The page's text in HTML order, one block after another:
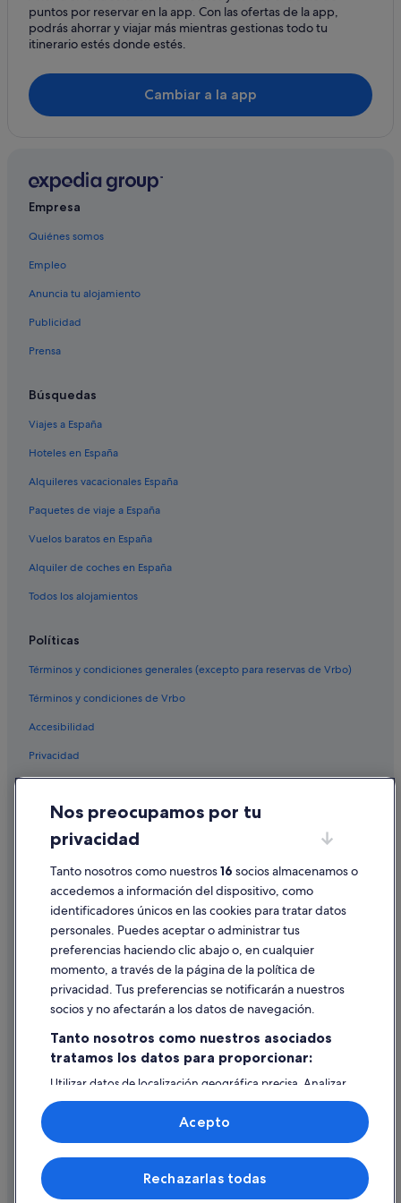
Casas privadas de vacaciones en Arona
Casas de campo en Arona
Barcelo hoteles en Arona
Apartamentos en Valle de San Lorenzo
Complejos turísticos en Valle de San Lorenzo
Hoteles de 4 estrellas en Arona
H10 Hoteles en Arona
Casas rurales en Arona
Pensiones en Arona
Hoteles cerca de Mariposa
Pensiones en Valle de San Lorenzo
puntos por reservar en la app. Con las ofertas de la app,
podrás ahorrar y viajar más mientras gestionas todo tu
itinerario estés donde estés.
Cambiar a la app
Empresa
Quiénes somos
Empleo
Anuncia tu alojamiento
Publicidad
Prensa
Búsquedas
Viajes a España
Hoteles en España
Alquileres vacacionales España
Paquetes de viaje a España
Vuelos baratos en España
Alquiler de coches en España
Todos los alojamientos
Políticas
Términos y condiciones generales (excepto para reservas de Vrbo)
Términos y condiciones de Vrbo
Accesibilidad
Privacidad
Cookies
Condiciones de uso
Información legal/contacto
Pautas sobre el contenido y cómo denunciar contenido
Ayuda
Cancelar un vuelo
Cancelar una reserva de hotel o de un alquiler vacacional
Utilizar un cupón de Expedia
Documentos para viajes internacionales
© 2026 Expedia, Inc., una empresa de Expedia Group. Todos los
derechos reservados. Expedia y el logotipo de Expedia son marcas
comerciales o marcas comerciales registradas de Expedia, Inc.
Nos preocupamos por tu
privacidad
Tanto nosotros como nuestros16 socios almacenamos o
accedemos a información del dispositivo, como
identificadores únicos en las cookies para tratar datos
personales. Puedes aceptar o administrar tus
preferencias haciendo clic abajo o, en cualquier
momento, a través de la página de la política de
privacidad. Tus preferencias se notificarán a nuestros
socios y no afectarán a los datos de navegación.
Tanto nosotros como nuestros asociados
tratamos los datos para proporcionar:
Utilizar datos de localización geográfica precisa. Analizar
activamente las características del dispositivo para su
identificación. Almacenar la información en un dispositivo
y/o acceder a ella. Publicidad y contenido personalizados,
medición de publicidad y contenido, investigación de
audiencia y desarrollo de servicios.
Lista de asociados (proveedores)
Rechazarlas todas
Acepto